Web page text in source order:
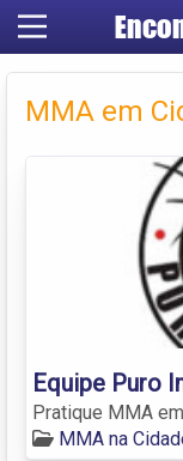
MMA em
Equipe Puro
Pratique MMA
MMA na